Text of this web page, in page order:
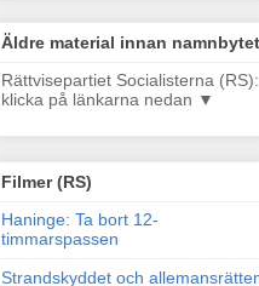
Äldre material innan namnbytet
Rättvisepartiet Socialisterna (RS):
klicka på länkarna nedan ▼
Filmer (RS)
Haninge: Ta bort 12-
timmarspassen
Strandskyddet och